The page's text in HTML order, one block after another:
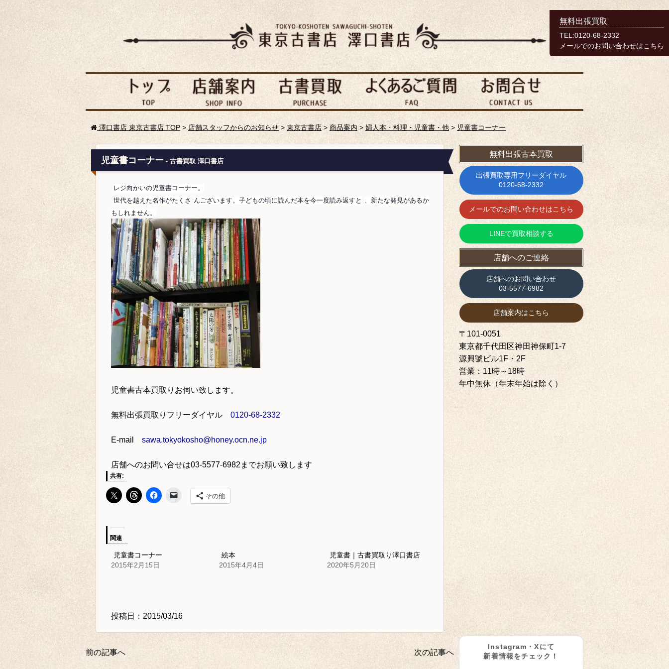
澤口書店 東京古書店 TOP > 店舗スタッフからのお知らせ >東京古書店> 商品案内>婦人本・料理・児童書・他 > 児童書コーナー
児童書コーナー - 古書買取 澤口書店
レジ向かいの児童書コーナー。
世代を越えた名作がたくさ んございます。子どもの頃に読んだ本を今一度読み返すと 、新たな発見があるか
もしれません。
児童書古本買取り お伺い致します。
無料出張買取りフリーダイヤル 0120-68-2332
E-mail sawa.tokyokosho@honey.ocn.ne.jp
店舗へのお問い合せは03-5577-6982 までお願い致します
共有:
その他
関連
児童書コーナー
2015年2月15日
絵本
2015年4月4日
児童書｜古書買取り澤口書店
2020年5月20日
投稿日：2015/03/16
次の記事へ
前の記事へ
無料出張古本買取
出張買取専用フリーダイヤル
0120-68-2332
メールでのお問い合わせはこちら
LINEで買取相談する
店舗へのご連絡
店舗へのお問い合わせ
03-5577-6982
店舗案内はこちら
〒101-0051
東京都千代田区神田神保町1‐7
源興號ビル1F・2F
営業：11時～18時
年中無休（年末年始は除く）
Instagram・Xにて
新着情報をチェック！
無料出張買取
TEL:0120-68-2332
メールでのお問い合わせはこちら